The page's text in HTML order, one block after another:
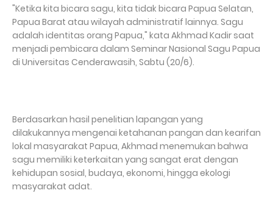
"Ketika kita bicara sagu, kita tidak bicara Papua Selatan,
Papua Barat atau wilayah administratif lainnya. Sagu
adalah identitas orang Papua," kata Akhmad Kadir saat
menjadi pembicara dalam Seminar Nasional Sagu Papua
di Universitas Cenderawasih, Sabtu (20/6).
Berdasarkan hasil penelitian lapangan yang
dilakukannya mengenai ketahanan pangan dan kearifan
lokal masyarakat Papua, Akhmad menemukan bahwa
sagu memiliki keterkaitan yang sangat erat dengan
kehidupan sosial, budaya, ekonomi, hingga ekologi
masyarakat adat.